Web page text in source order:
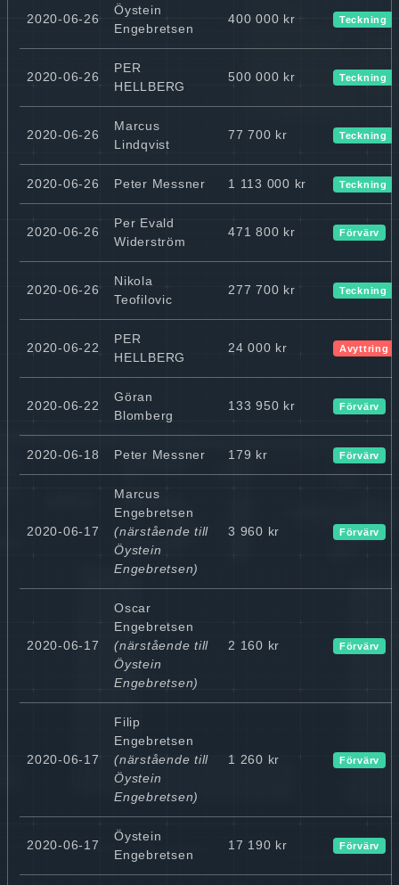
2020-06-26
Öystein
Engebretsen
400 000 kr Teckning
2020-06-26
PER
HELLBERG
500 000 kr Teckning
2020-06-26
Marcus
Lindqvist
77 700 kr Teckning
2020-06-26 Peter Messner 1 113 000 kr Teckning
2020-06-26
Per Evald
Widerström
471 800 kr Förvärv
2020-06-26
Nikola
Teofilovic
277 700 kr Teckning
2020-06-22
PER
HELLBERG
24 000 kr Avyttring
2020-06-22
Göran
Blomberg
133 950 kr Förvärv
2020-06-18 Peter Messner 179 kr Förvärv
2020-06-17
Marcus
Engebretsen
(närstående till
Öystein
Engebretsen)
3 960 kr Förvärv
2020-06-17
Oscar
Engebretsen
(närstående till
Öystein
Engebretsen)
2 160 kr Förvärv
2020-06-17
Filip
Engebretsen
(närstående till
Öystein
Engebretsen)
1 260 kr Förvärv
2020-06-17
Öystein
Engebretsen
17 190 kr Förvärv